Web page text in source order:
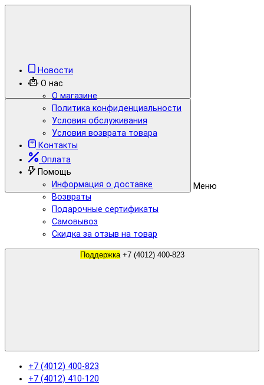
Меню
Новости
О нас
О магазине
Политика конфиденциальности
Условия обслуживания
Условия возврата товара
Контакты
Оплата
Помощь
Информация о доставке
Возвраты
Подарочные сертификаты
Самовывоз
Скидка за отзыв на товар
Поддержка +7 (4012) 400-823
+7 (4012) 400-823
+7 (4012) 410-120